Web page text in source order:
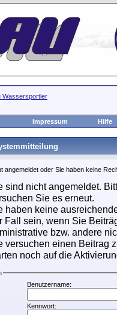
Wassersportler
Impressum Hilfe
angemeldet oder Sie haben keine
sind nicht angemeldet.
Sie es erneut.
haben keine
Fall sein, wenn Sie
bzw. andere
versuchen einen Beitrag
noch auf die
Benutzername:
Kennwort: